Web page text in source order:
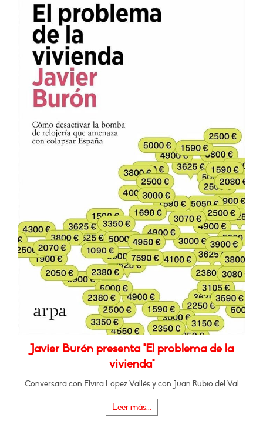
Javier Burón presenta "El problema de la
vivienda"
Conversará con Elvira López Vallés y con Juan Rubio del Val
Leer más...